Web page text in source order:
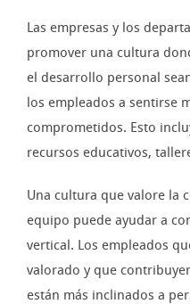
Las empresas y los
promover una cultura
el desarrollo personal
los empleados a sentirse
comprometidos. Esto
recursos educativos,
Una cultura que valore la
equipo puede ayudar a
vertical. Los empleados
valorado y que
están más inclinados a